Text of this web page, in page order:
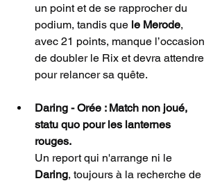
un point et de se rapprocher du
podium, tandis que le Merode,
avec 21 points, manque l’occasion
de doubler le Rix et devra attendre
pour relancer sa quête.
Daring - Orée : Match non joué,
statu quo pour les lanternes
rouges.
Un report qui n'arrange ni le
Daring, toujours à la recherche de